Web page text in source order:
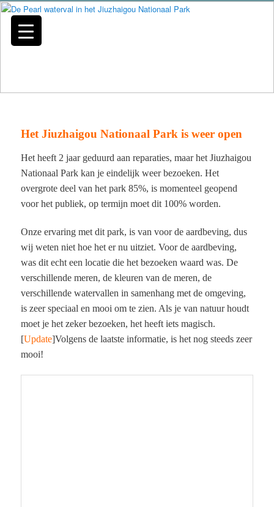
Het Jiuzhaigou Nationaal Park is weer open
Het heeft 2 jaar geduurd aan reparaties, maar het Jiuzhaigou
Nationaal Park kan je eindelijk weer bezoeken. Het
overgrote deel van het park 85%, is momenteel geopend
voor het publiek, op termijn moet dit 100% worden.
Onze ervaring met dit park, is van voor de aardbeving, dus
wij weten niet hoe het er nu uitziet. Voor de aardbeving,
was dit echt een locatie die het bezoeken waard was. De
verschillende meren, de kleuren van de meren, de
verschillende watervallen in samenhang met de omgeving,
is zeer speciaal en mooi om te zien. Als je van natuur houdt
moet je het zeker bezoeken, het heeft iets magisch.
[Update]Volgens de laatste informatie, is het nog steeds zeer
mooi!